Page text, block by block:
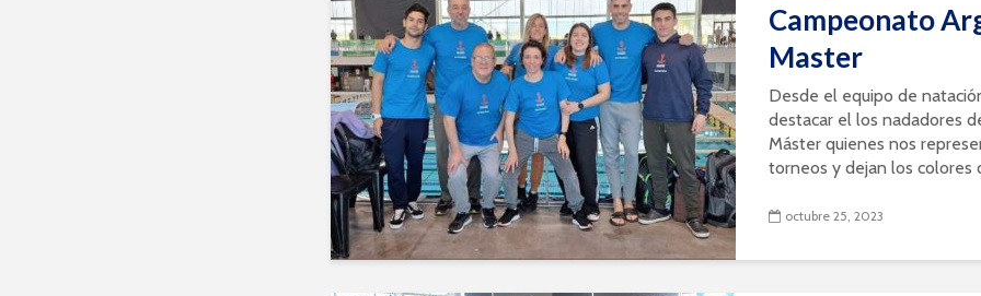
Campeonato
Master
Desde el equipo de
destacar el los nadadores
Máster quienes nos
torneos y dejan los colores
octubre 25, 2023